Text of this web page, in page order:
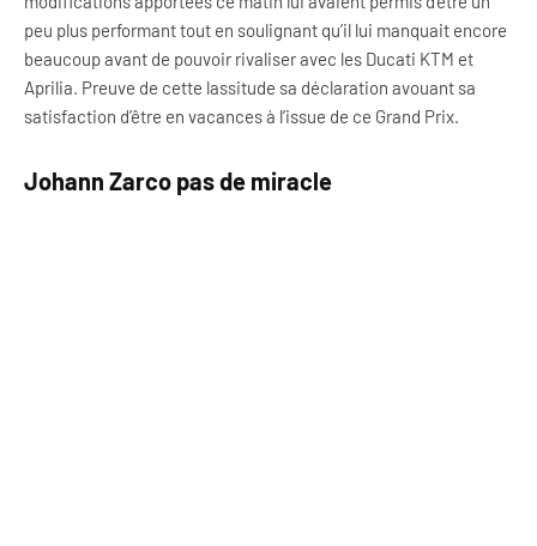
peu plus performant tout en soulignant qu’il lui manquait encore
beaucoup avant de pouvoir rivaliser avec les Ducati KTM et
Aprilia. Preuve de cette lassitude sa déclaration avouant sa
satisfaction d’être en vacances à l’issue de ce Grand Prix.
Johann Zarco pas de miracle